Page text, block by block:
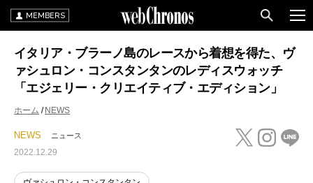
MEMBERS
イタリア・ブラーノ島のレースから着想を得た、ヴ
ァシュロン・コンスタンタンのレディスウォッチ
「エジェリー・クリエイティブ・エディション」
ホーム NEWS
NEWS ニュース
2022.12.29